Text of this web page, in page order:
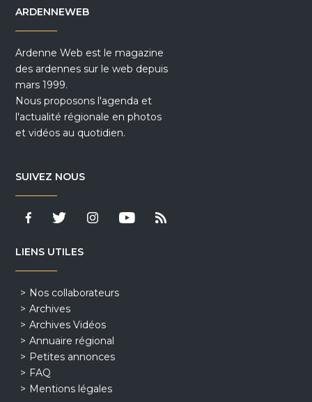
ARDENNEWEB
Ardenne Web est le magazine
des ardennes sur le web depuis
mars 1999.
Nous proposons l'agenda et
l'actualité régionale en photos
et vidéos au quotidien.
SUIVEZ NOUS
LIENS UTILES
Nos collaborateurs
Archives
Archives Vidéos
Annuaire régional
Petites annonces
FAQ
Mentions légales